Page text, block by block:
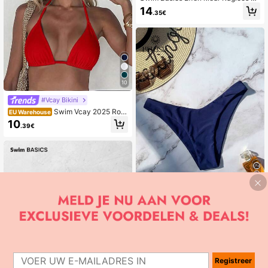
10
#Vcay Bikini
EU Warehouse Swim Vcay 2025 Rod
e halterbikinitop voor dames
10.39€
alternek Eéndelige badpak
14.35€
14
#Zomerse hoge taille
Bellisia Stevige Hoog uitgesneden
Registreer